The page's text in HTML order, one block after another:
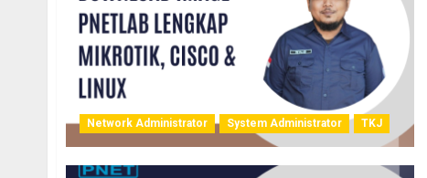
Network Administrator System Administrator TKJ